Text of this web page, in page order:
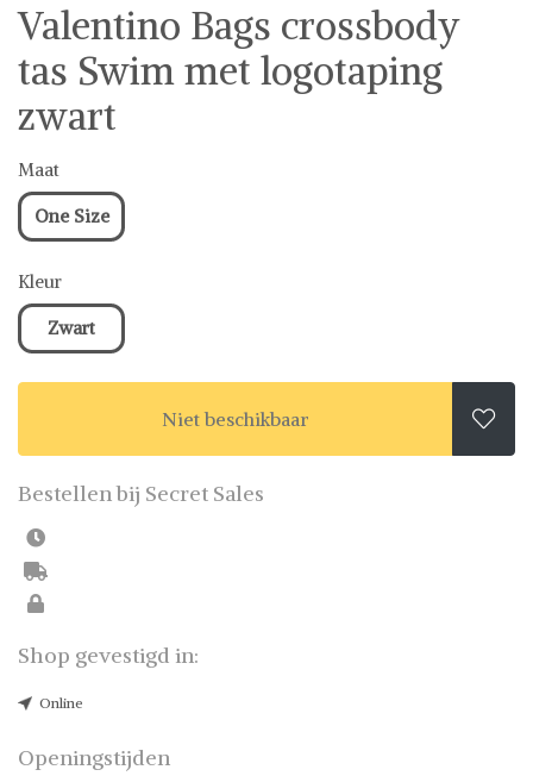
Valentino Bags crossbody
tas Swim met logotaping
zwart
Maat
One Size
Kleur
Zwart
Niet beschikbaar 
Bestellen bij Secret Sales
Shop gevestigd in:
Online
Openingstijden